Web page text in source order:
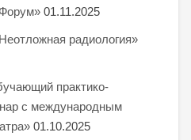
01.11.2025
радиология»
практико-
с международным
01.10.2025